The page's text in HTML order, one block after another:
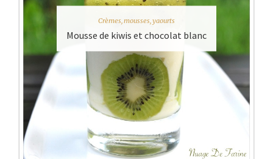
Crèmes, mousses, yaourts
Mousse de kiwis et chocolat blanc